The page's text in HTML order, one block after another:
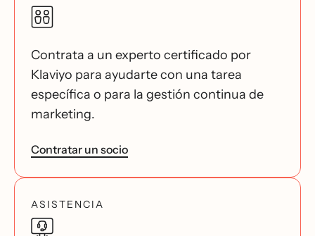
Contrata a un experto certificado por
Klaviyo para ayudarte con una tarea
específica o para la gestión continua de
marketing.
Contratar un socio
ASISTENCIA